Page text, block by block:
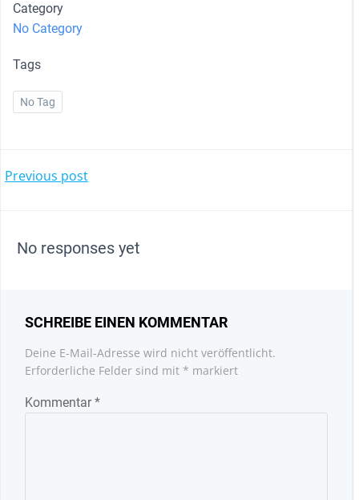
Category
No Category
Tags
No Tag
POST
Previous post
No responses yet
SCHREIBE EINEN KOMMENTAR
Deine E-Mail-Adresse wird nicht veröffentlicht.
Erforderliche Felder sind mit * markiert
Kommentar*